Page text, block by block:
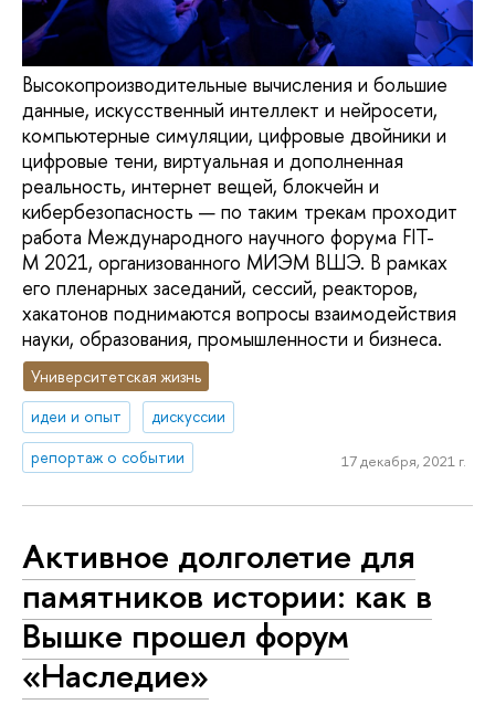
Высокопроизводительные вычисления и большие
данные, искусственный интеллект и нейросети,
компьютерные симуляции, цифровые двойники и
цифровые тени, виртуальная и дополненная
реальность, интернет вещей, блокчейн и
кибербезопасность — по таким трекам проходит
работа Международного научного форума FIT-
M 2021, организованного МИЭМ ВШЭ. В рамках
его пленарных заседаний, сессий, реакторов,
хакатонов поднимаются вопросы взаимодействия
науки, образования, промышленности и бизнеса.
Университетская жизнь
идеи и опыт
дискуссии
репортаж о событии
17 декабря, 2021 г.
Активное долголетие для
памятников истории: как в
Вышке прошел форум
«Наследие»